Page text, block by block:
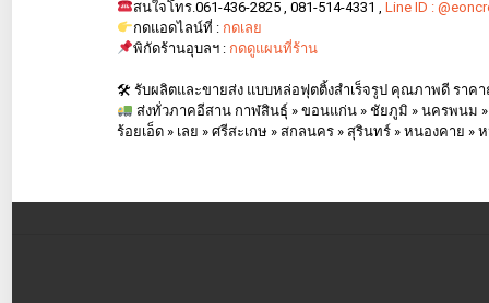
สนใจโทร.061-436-2825 , 081-514-4331 , Line ID :
กดแอดไลน์ที่ : กดเลย
พิกัดร้านอุบลฯ : กดดูแผนที่ร้าน
🛠 รับผลิตและขายส่ง แบบหล่อฟุตติ้งสำเร็จรูป คุณภาพดี ราคา
ส่งทั่วภาคอีสาน กาฬสินธุ์ » ขอนแก่น » ชัยภูมิ » นครพนม »
ร้อยเอ็ด » เลย » ศรีสะเกษ » สกลนคร » สุรินทร์ » หนองคาย